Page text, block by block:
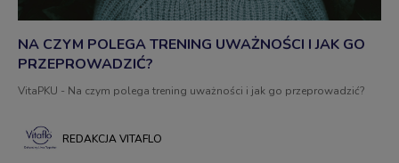
NA CZYM POLEGA TRENING UWAŻNOŚCI I JAK GO
PRZEPROWADZIĆ?
VitaPKU - Na czym polega trening uważności i jak go przeprowadzić?
REDAKCJA VITAFLO